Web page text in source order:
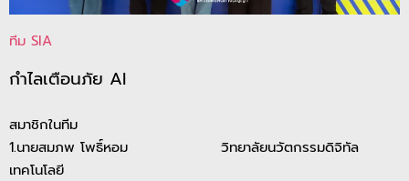
ทีม SIA
กำไลเตือนภัย AI
สมาชิกในทีม
1.นายสมภพ โพธิ์หอม วิทยาลัยนวัตกรรมดิจิทัล
เทคโนโลยี